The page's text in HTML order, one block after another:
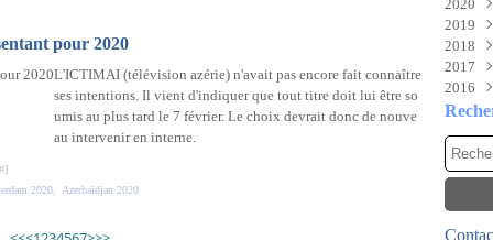
pour 2020
L'ICTIMAI (télévision azérie) n'avait pas encore fait connaître
ses intentions. Il vient d'indiquer que tout titre doit lui être so
umis au plus tard le 7 février. Le choix devrait donc de nouve
au intervenir en interne.
#]
2020
Azerbaïdjan 2020
Mai
Mai
2020
Mai
2019
Mai
2018
Mai
2017
Juin
Mai
2016
Juin